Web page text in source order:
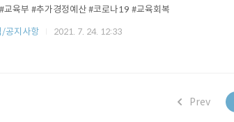
육부 #추가경정예산 #코로나19 #교육회복
/공지사항
2021. 7. 24. 12:33
Prev